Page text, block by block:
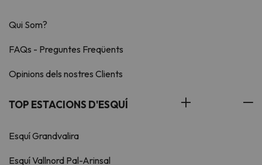
Qui Som?
FAQs - Preguntes Freqüents
Opinions dels nostres Clients
TOP ESTACIONS D'ESQUÍ
Esquí Grandvalira
Esquí Vallnord Pal-Arinsal